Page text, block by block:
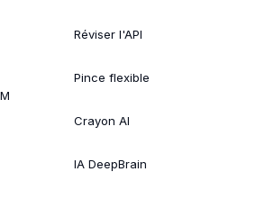
Réviser l'API
Pince flexible
Crayon AI
IA DeepBrain